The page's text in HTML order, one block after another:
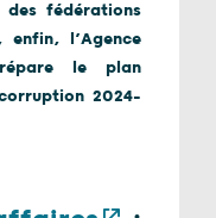
fédérations
l’Agence
le plan
2024-